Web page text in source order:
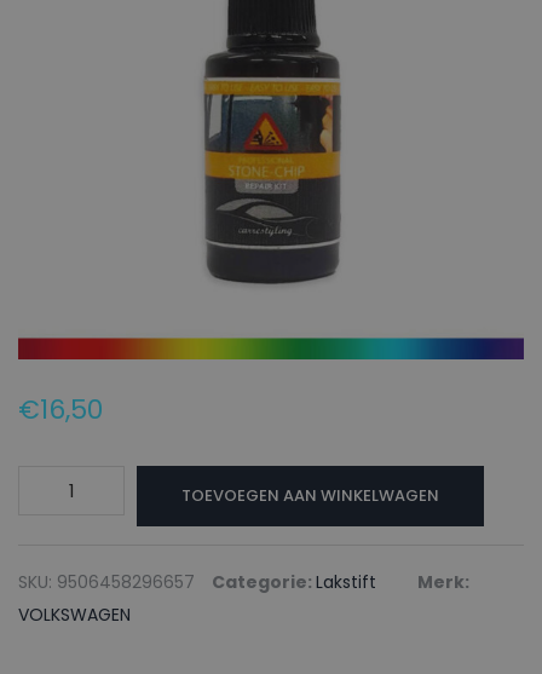
€16,50
VOLKSWAGEN
BRIGHT
SILVER
TOEVOEGEN AAN WINKELWAGEN
SKU: 9506458296657 Categorie: Lakstift
Merk:
VOLKSWAGEN